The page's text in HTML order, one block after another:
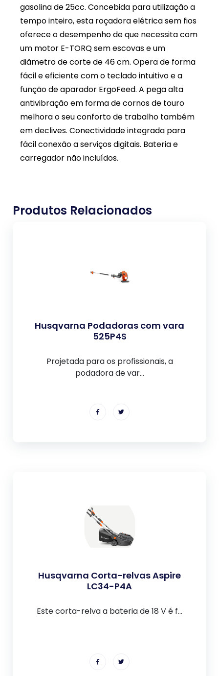
gasolina de 25cc. Concebida para utilização a
tempo inteiro, esta roçadora elétrica sem fios
oferece o desempenho de que necessita com
um motor E-TORQ sem escovas e um
diâmetro de corte de 46 cm. Opera de forma
fácil e eficiente com o teclado intuitivo e a
função de aparador ErgoFeed. A pega alta
antivibração em forma de cornos de touro
melhora o seu conforto de trabalho também
em declives. Conectividade integrada para
fácil conexão a serviços digitais. Bateria e
carregador não incluídos.
Produtos Relacionados
Husqvarna Podadoras com vara
525P4S
Projetada para os profissionais, a
podadora de var...
Husqvarna Corta-relvas Aspire
LC34-P4A
Este corta-relva a bateria de 18 V é f...